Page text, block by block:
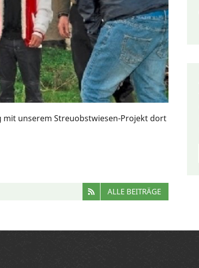
mit unserem Streuobstwiesen-Projekt dort
ALLE BEITRÄGE